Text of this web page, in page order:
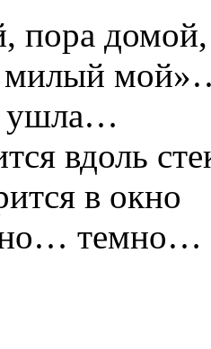
пора домой,
милый
ушла…
вдоль
в окно
темно…